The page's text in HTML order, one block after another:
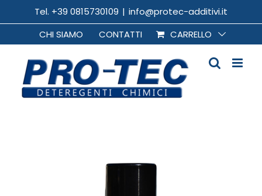
al
contenuto
Tel. +39 0815730109 | info@protec-additivi.it
CHI SIAMO
CONTATTI CARRELLO